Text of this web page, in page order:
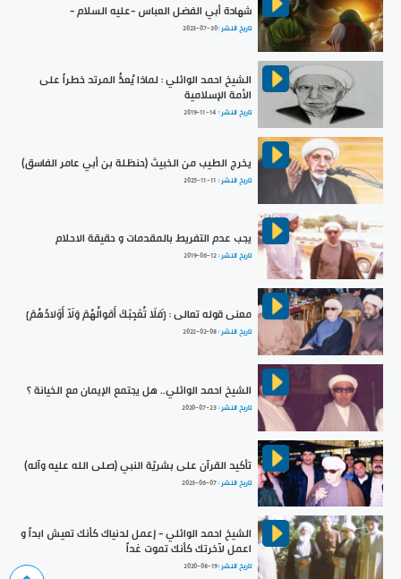
شهادة أبي الفضل العباس -عليه السلام -
تاريخ النشر :2023-07-30
الشيخ احمد الوائلي : لماذا يُعدُّ المرتد خطراً على
الأمة الإسلامية
تاريخ النشر : 2019-11-14
يخرج الطيب من الخبيث (حنظلة بن أبي عامر الفاسق)
تاريخ النشر : 2025-11-11
يجب عدم التفريط بالمقدمات و حقيقة الاحلام
تاريخ النشر :2019-06-12
معنى قوله تعالى : {فَلَا تُعْجِبْكَ أَمْوالُهُمْ وَلَآ أَوْلادُهُمْ}
تاريخ النشر :2022-02-08
الشيخ احمد الوائلي.. هل يجتمع الإيمان مع الخيانة ؟
تاريخ النشر :2020-07-23
تأكيد القرآن على بشريّة النبي (صلى الله عليه وآله)
تاريخ النشر :2023-06-07
الشيخ احمد الوائلي - إعمل لدنياك كأنك تعيش ابداً و
اعمل لآخرتك كأنك تموت غداً
تاريخ النشر :2020-08-19